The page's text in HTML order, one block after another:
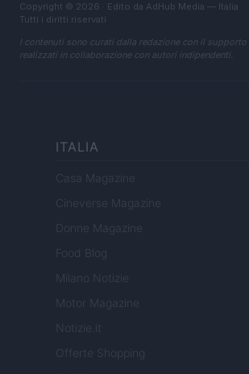
Copyright © 2026 · Edito da AdHub Media — Italia
Tutti i diritti riservati
I contenuti sono curati dalla redazione con il
realizzati in collaborazione con autori indipendenti.
ITALIA
Casa Magazine
Cineverse Magazine
Donne Magazine
Food Blog
Milano Notizie
Motor Magazine
Notizie.it
Offerte Shopping